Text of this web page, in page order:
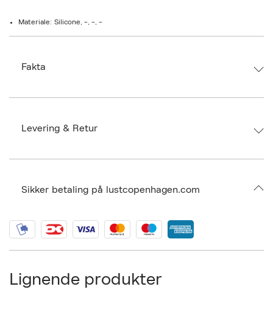
Tilpasset kroppen
Materiale: Silicone, -, -, -
Fakta
Ax numbers: 06208422
SKU: S12225636
Levering & Retur
Sikker betaling på lustcopenhagen.com
Lignende produkter